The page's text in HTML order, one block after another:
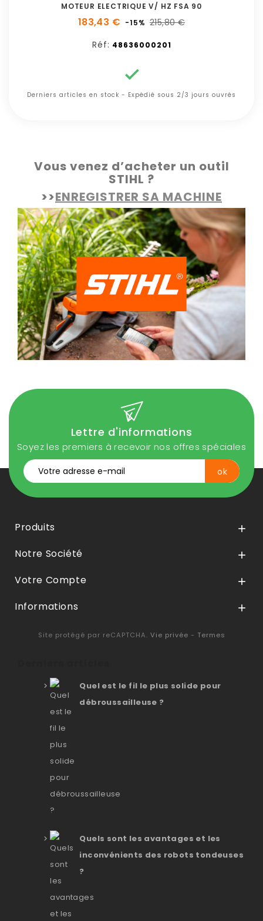
MOTEUR ELECTRIQUE V/ HZ FSA 90
183,43 € -15% 215,80 €
Réf: 48636000201

Derniers articles en stock - Expédié sous 2/3 jours ouvrés
Vous venez d’acheter un outil
STIHL ?
>>ENREGISTRER SA MACHINE
Lettre d'informations
Soyez les premiers à recevoir nos offres spéciales
Produits 
Notre Société 
Votre Compte 
Informations 
Site protégé par reCAPTCHA. Vie privée - Termes
Quel est le fil le plus solide pour
débroussailleuse ?
Quels sont les avantages et les
inconvénients des robots tondeuses
?